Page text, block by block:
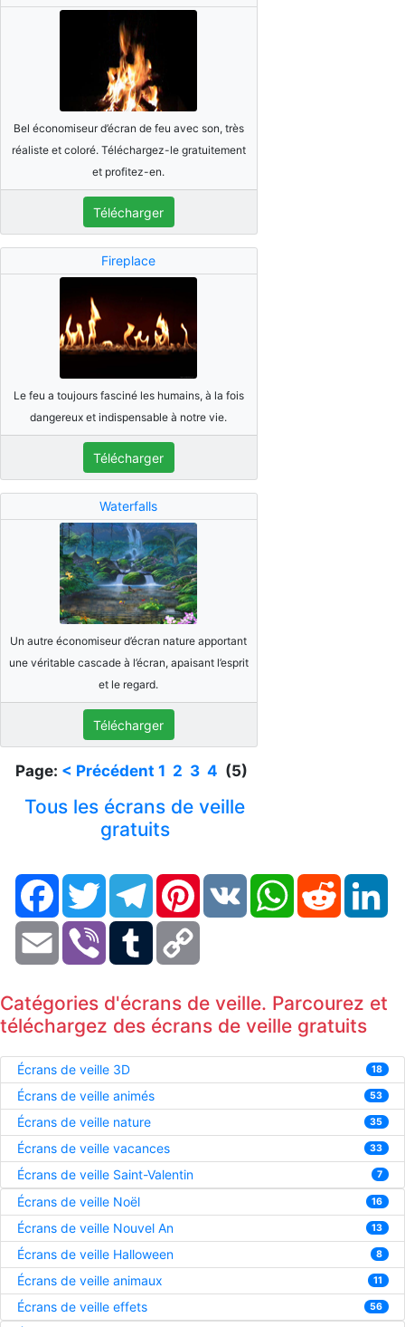
Bel économiseur d’écran de feu avec son, très
réaliste et coloré. Téléchargez-le gratuitement
et profitez-en.
Télécharger
Fireplace
Le feu a toujours fasciné les humains, à la fois
dangereux et indispensable à notre vie.
Télécharger
Waterfalls
Un autre économiseur d’écran nature apportant
une véritable cascade à l’écran, apaisant l’esprit
et le regard.
Télécharger
Page: < Précédent 1 2 3 4 (5)
Tous les écrans de veille
gratuits
FacebookTwitter TelegramPinterestVK WhatsAppReddit
Email Viber Tumblr
Catégories d'écrans de veille. Parcourez et
téléchargez des écrans de veille gratuits
Écrans de veille 3D 18
Écrans de veille animés 53
Écrans de veille nature 35
Écrans de veille vacances 33
Écrans de veille Saint-Valentin 7
Écrans de veille Noël 16
Écrans de veille Nouvel An 13
Écrans de veille Halloween 8
Écrans de veille animaux 11
Écrans de veille effets 56